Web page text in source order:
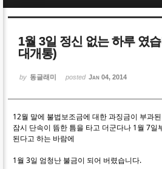
1월 3일 정신 없는 하루 였
대개통)
by 동글래미 posted Jan 04, 2014
12월 말에 불법보조금에 대한 과징금이 부과
잠시 단속이 뜸한 틈을 타고 더군다나 1월 7일
된다고 하는 바람에
1월 3일 엄청난 불금이 되어 버렸습니다.
Sketchbook5, 스
Sketchbook5, 스
Sketchbook5, 스
Sketchbook5, 스